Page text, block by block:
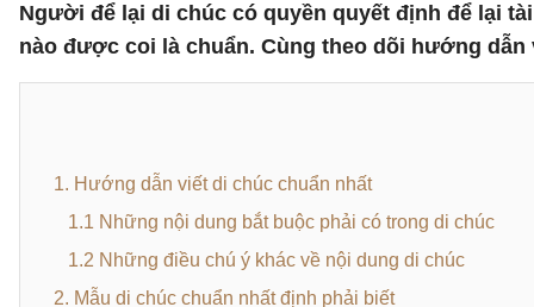
Người để lại di chúc có quyền quyết định để lại
nào được coi là chuẩn. Cùng theo dõi hướng
1. Hướng dẫn viết di chúc chuẩn nhất
1.1 Những nội dung bắt buộc phải có trong di chúc
1.2 Những điều chú ý khác về nội dung di chúc
2. Mẫu di chúc chuẩn nhất định phải biết